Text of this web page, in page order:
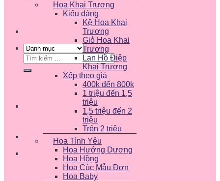
Tìm
kiếm:
Hoa Khai Trương
Kiểu dáng
Kệ Hoa Khai
Trương
Giỏ Hoa Khai
Trương
Lan Hồ Điệp
Khai Trương
Xếp theo giá
400k đến 800k
1 triệu đến 1,5
triệu
1,5 triệu đến 2
triệu
Trên 2 triệu
Hoa Tình Yêu
Hoa Hướng Dương
Hoa Hồng
Hoa Cúc Mẫu Đơn
Hoa Baby